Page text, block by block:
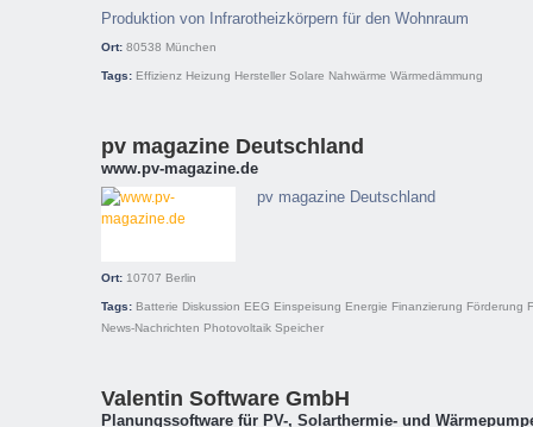
Produktion von Infrarotheizkörpern für den Wohnraum
Ort: 80538 München
Tags: Effizienz Heizung Hersteller Solare Nahwärme Wärmedämmung
pv magazine Deutschland
www.pv-magazine.de
pv magazine Deutschland
Ort: 10707 Berlin
Tags: Batterie Diskussion EEG Einspeisung Energie Finanzierung Förderung
News-Nachrichten Photovoltaik Speicher
Valentin Software GmbH
Planungssoftware für PV-, Solarthermie- und